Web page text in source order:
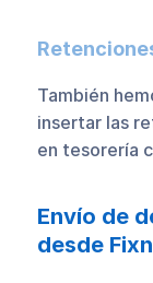
También
insertar las
en tesorería
Envío de
desde